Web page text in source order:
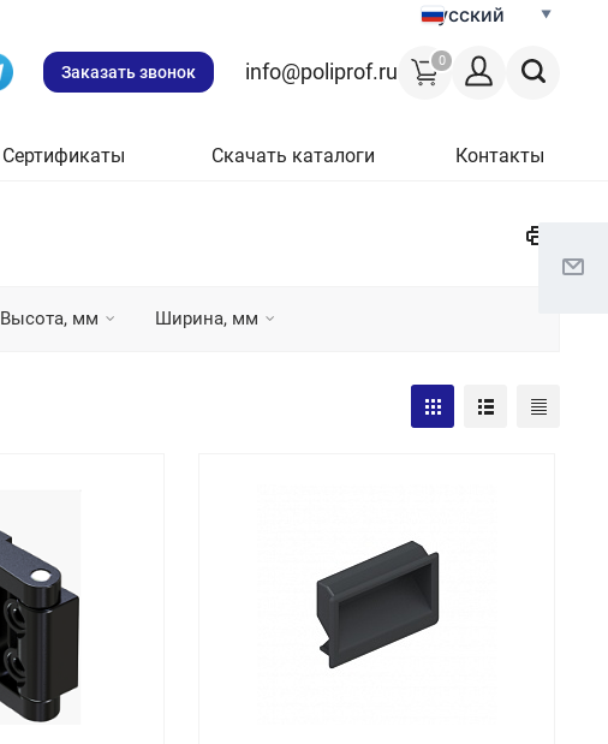
Русский
0
Заказать звонок info@poliprof.ru
Сертификаты Скачать каталоги Контакты
Высота, мм Ширина, мм